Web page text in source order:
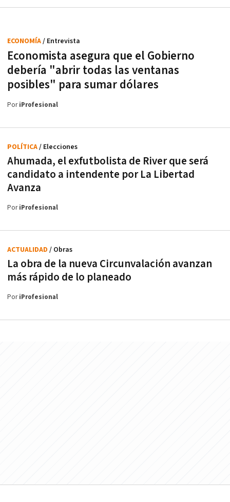
Economista asegura que el Gobierno
debería "abrir todas las ventanas
posibles" para sumar dólares
ECONOMÍA/ Entrevista
PoriProfesional
Ahumada, el exfutbolista de River que será
candidato a intendente por La Libertad
Avanza
POLÍTICA/ Elecciones
PoriProfesional
La obra de la nueva Circunvalación avanzan
más rápido de lo planeado
ACTUALIDAD / Obras
PoriProfesional